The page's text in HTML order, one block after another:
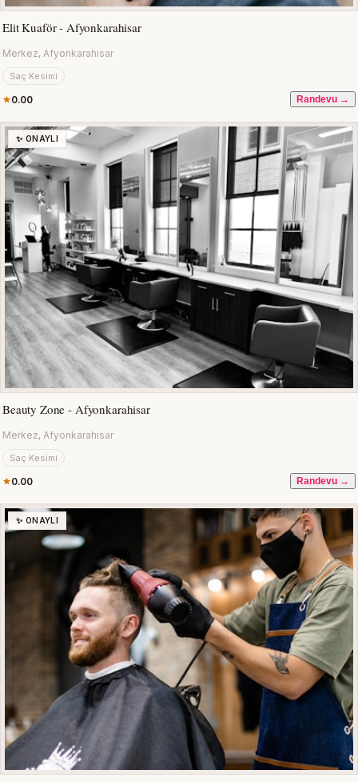
Elit Kuaför - Afyonkarahisar
Merkez, Afyonkarahisar
Saç Kesimi
0.00 Randevu →
✨ ONAYLI
Beauty Zone - Afyonkarahisar
Merkez, Afyonkarahisar
Saç Kesimi
0.00 Randevu →
✨ ONAYLI